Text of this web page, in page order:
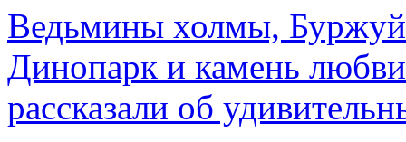
Ведьмины холмы,
Динопарк и камень
рассказали об